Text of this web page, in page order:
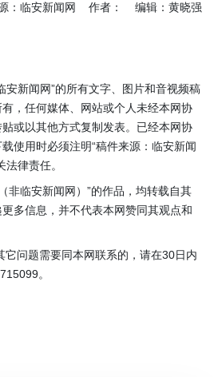
：临安新闻网 作者： 编辑：黄晓强
新闻网”的所有文字、图片和音视频稿
，任何媒体、网站或个人未经本网协
或以其他方式复制发表。已经本网协
使用时必须注明“稿件来源：临安新闻
律责任。
非临安新闻网）”的作品，均转载自其
多信息，并不代表本网赞同其观点和
问题需要同本网联系的，请在30日内
。